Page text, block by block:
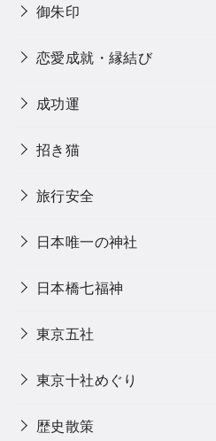
御朱印
恋愛成就・縁結び
成功運
招き猫
旅行安全
日本唯一の神社
日本橋七福神
東京五社
東京十社めぐり
歴史散策